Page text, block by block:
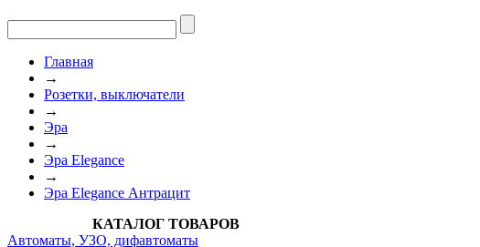
Главная
→
Розетки, выключатели
→
Эра
→
Эра Elegance
→
Эра Elegance Антрацит
КАТАЛОГ ТОВАРОВ
Автоматы, УЗО, дифавтоматы